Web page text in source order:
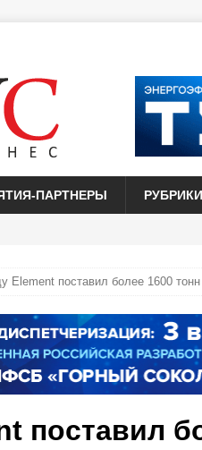
ПАРТНЕРЫ РУБРИКИ
Element поставил более 1600
поставил